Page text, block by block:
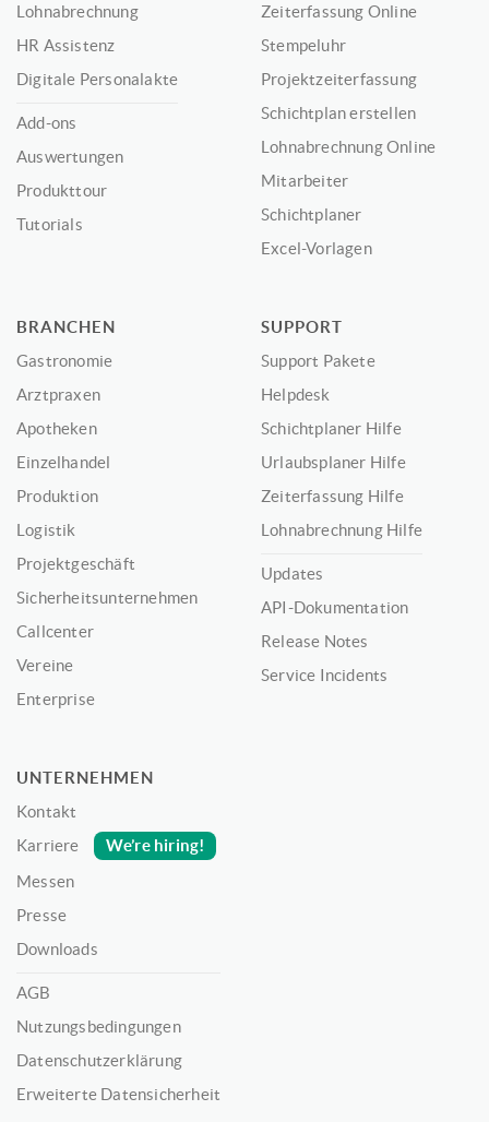
Lohnabrechnung
HR Assistenz
Digitale Personalakte
Add-ons
Auswertungen
Produkttour
Tutorials
Zeiterfassung Online
Stempeluhr
Projektzeiterfassung
Schichtplan erstellen
Lohnabrechnung Online
Mitarbeiter
Schichtplaner
Excel-Vorlagen
BRANCHEN
Gastronomie
Arztpraxen
Apotheken
Einzelhandel
Produktion
Logistik
Projektgeschäft
Sicherheitsunternehmen
Callcenter
Vereine
Enterprise
SUPPORT
Support Pakete
Helpdesk
Schichtplaner Hilfe
Urlaubsplaner Hilfe
Zeiterfassung Hilfe
Lohnabrechnung Hilfe
Updates
API-Dokumentation
Release Notes
Service Incidents
UNTERNEHMEN
Kontakt
Karriere
We’re hiring!
Messen
Presse
Downloads
AGB
Nutzungsbedingungen
Datenschutzerklärung
Erweiterte Datensicherheit